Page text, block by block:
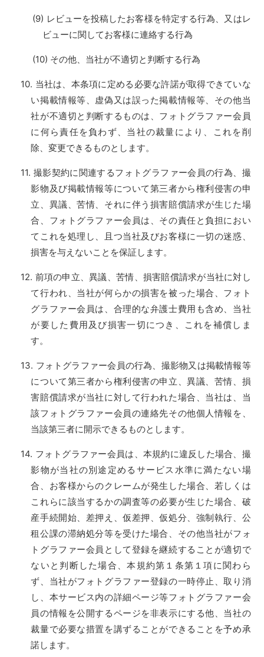
レビューを投稿したお客様を特定する行為、又はレ
ビューに関してお客様に連絡する行為
その他、当社が不適切と判断する行為
当社は、本条項に定める必要な許諾が取得できていな
い掲載情報等、虚偽又は誤った掲載情報等、その他当
社が不適切と判断するものは、フォトグラファー会員
に何ら責任を負わず、当社の裁量により、これを削
除、変更できるものとします。
撮影契約に関連するフォトグラファー会員の行為、撮
影物及び掲載情報等について第三者から権利侵害の申
立、異議、苦情、それに伴う損害賠償請求が生じた場
合、フォトグラファー会員は、その責任と負担におい
てこれを処理し、且つ当社及びお客様に一切の迷惑、
損害を与えないことを保証します。
前項の申立、異議、苦情、損害賠償請求が当社に対し
て行われ、当社が何らかの損害を被った場合、フォト
グラファー会員は、合理的な弁護士費用も含め、当社
が要した費用及び損害一切につき、これを補償しま
す。
フォトグラファー会員の行為、撮影物又は掲載情報等
について第三者から権利侵害の申立、異議、苦情、損
害賠償請求が当社に対して行われた場合、当社は、当
該フォトグラファー会員の連絡先その他個人情報を、
当該第三者に開示できるものとします。
フォトグラファー会員は、本規約に違反した場合、撮
影物が当社の別途定めるサービス水準に満たない場
合、お客様からのクレームが発生した場合、若しくは
これらに該当するかの調査等の必要が生じた場合、破
産手続開始、差押え、仮差押、仮処分、強制執行、公
租公課の滞納処分等を受けた場合、その他当社がフォ
トグラファー会員として登録を継続することが適切で
ないと判断した場合、本規約第１条第１項に関わら
ず、当社がフォトグラファー登録の一時停止、取り消
し、本サービス内の詳細ページ等フォトグラファー会
員の情報を公開するページを非表示にする他、当社の
裁量で必要な措置を講ずることができることを予め承
諾します。